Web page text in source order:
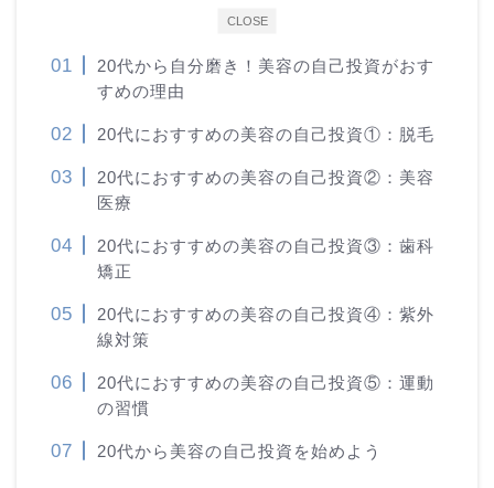
CLOSE
20代から自分磨き！美容の自己投資がおす
すめの理由
20代におすすめの美容の自己投資①：脱毛
20代におすすめの美容の自己投資②：美容
医療
20代におすすめの美容の自己投資③：歯科
矯正
20代におすすめの美容の自己投資④：紫外
線対策
20代におすすめの美容の自己投資⑤：運動
の習慣
20代から美容の自己投資を始めよう